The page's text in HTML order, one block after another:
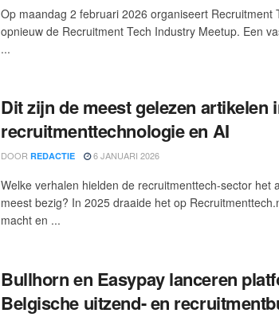
Op maandag 2 februari 2026 organiseert Recruitment
opnieuw de Recruitment Tech Industry Meetup. Een
...
Dit zijn de meest gelezen artikelen
recruitmenttechnologie en AI
DOOR REDACTIE 6 JANUARI 2026
Welke verhalen hielden de recruitmenttech-sector het
meest bezig? In 2025 draaide het op
macht en ...
Bullhorn en Easypay lanceren
Belgische uitzend- en